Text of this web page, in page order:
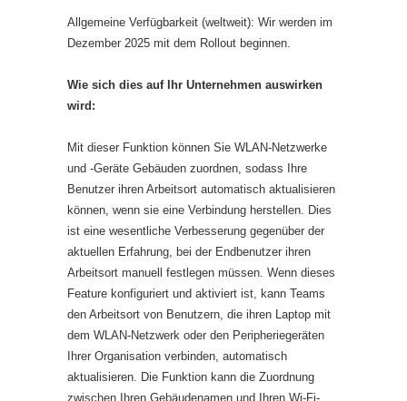
Allgemeine Verfügbarkeit (weltweit): Wir werden im
Dezember 2025 mit dem Rollout beginnen.
Wie sich dies auf Ihr Unternehmen auswirken
wird:
Mit dieser Funktion können Sie WLAN-Netzwerke
und -Geräte Gebäuden zuordnen, sodass Ihre
Benutzer ihren Arbeitsort automatisch aktualisieren
können, wenn sie eine Verbindung herstellen. Dies
ist eine wesentliche Verbesserung gegenüber der
aktuellen Erfahrung, bei der Endbenutzer ihren
Arbeitsort manuell festlegen müssen. Wenn dieses
Feature konfiguriert und aktiviert ist, kann Teams
den Arbeitsort von Benutzern, die ihren Laptop mit
dem WLAN-Netzwerk oder den Peripheriegeräten
Ihrer Organisation verbinden, automatisch
aktualisieren. Die Funktion kann die Zuordnung
zwischen Ihren Gebäudenamen und Ihren Wi-Fi-